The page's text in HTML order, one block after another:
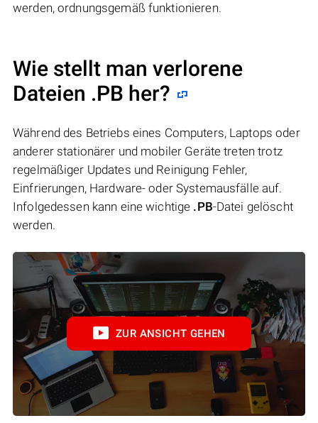
werden, ordnungsgemäß funktionieren.
Wie stellt man verlorene
Dateien .PB her?
Während des Betriebs eines Computers, Laptops oder
anderer stationärer und mobiler Geräte treten trotz
regelmäßiger Updates und Reinigung Fehler,
Einfrierungen, Hardware- oder Systemausfälle auf.
Infolgedessen kann eine wichtige .PB-Datei gelöscht
werden.
ZUR ANSICHT GEHEN